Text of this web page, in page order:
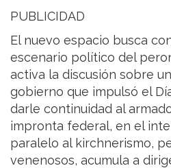
PUBLICIDAD
El nuevo espacio busca
escenario político del
activa la discusión sobre
gobierno que impulsó el
darle continuidad al
impronta federal, en el
paralelo al kirchnerismo,
venenosos, acumula a